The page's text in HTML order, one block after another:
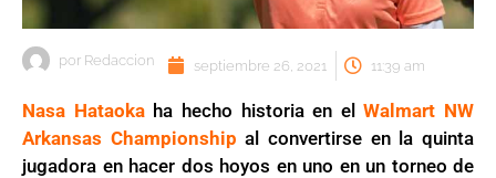
por Redaccion septiembre 26, 2021 11:39 am
Nasa Hataokaha hecho historia en elWalmart NW
Arkansas Championship al convertirse en la quinta
jugadora en hacer dos hoyos en uno en un torneo de